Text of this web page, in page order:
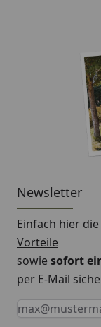
Newsletter
Einfach hier
Vorteile
sowiesofort
per E-Mail
Keine Eingabe
Eingabe
E-Mail *